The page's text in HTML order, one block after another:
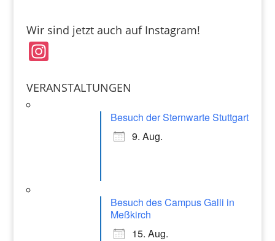
c
e
b
o
ai
l
at
p
Wir sind jetzt auch auf Instagram!
In
a
VERANSTALTUNGEN
Besuch der Sternwarte Stuttgart
9. Aug.
Besuch des Campus Galli in
Meßkirch
15. Aug.